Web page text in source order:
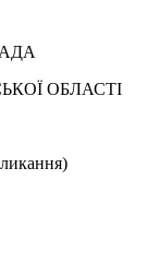
ОБЛАСТІ